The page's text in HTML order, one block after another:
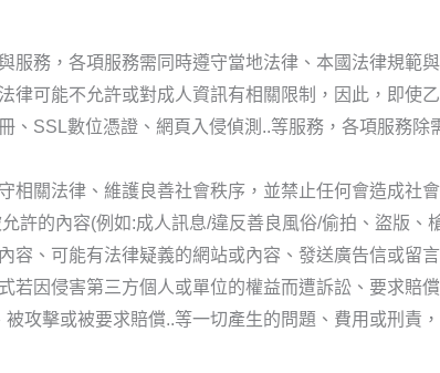
服務，各項服務需同時遵守當地法律、本國法律規範
律可能不允許或對成人資訊有相關限制，因此，即使
、SSL數位憑證、網頁入侵偵測..等服務，各項服務
相關法律、維護良善社會秩序，並禁止任何會造成社
許的內容(例如:成人訊息/違反善良風俗/偷拍、盜版
容、可能有法律疑義的網站或內容、發送廣告信或留
若因侵害第三方個人或單位的權益而遭訴訟、要求賠
攻擊或被要求賠償..等一切產生的問題、費用或刑責